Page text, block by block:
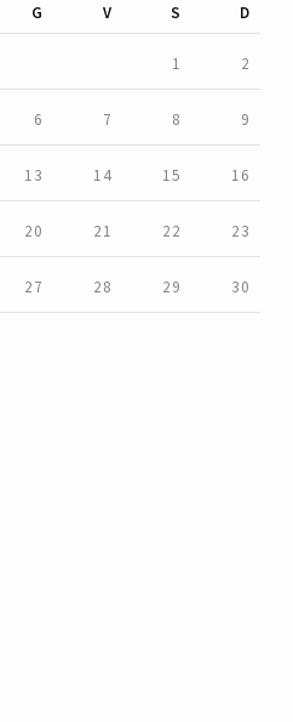
G V S D
1 2
6 7 8 9
13 14 15 16
20 21 22 23
27 28 29 30